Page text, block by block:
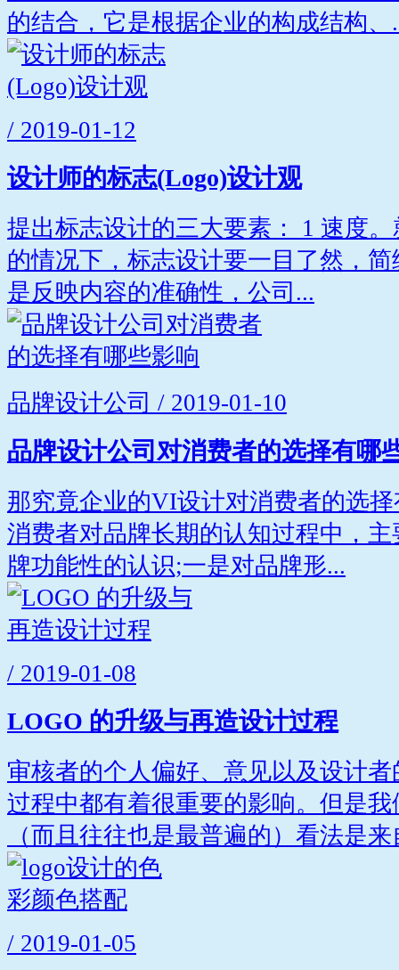
的结合，它是根据企业的构成结构、
/ 2019-01-12
设计师的标志(Logo)设计观
提出标志设计的三大要素： 1 速度
的情况下，标志设计要一目了然，
是反映内容的准确性，公司...
品牌设计公司 / 2019-01-10
品牌设计公司对消费者的选择有哪
那究竟企业的VI设计对消费者的选
消费者对品牌长期的认知过程中，
牌功能性的认识;一是对品牌形...
/ 2019-01-08
LOGO 的升级与再造设计过程
审核者的个人偏好、意见以及设计
过程中都有着很重要的影响。但是
（而且往往也是最普遍的）看法是来
/ 2019-01-05